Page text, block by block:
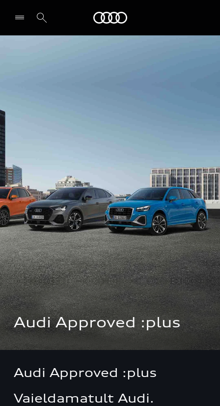
Audi Approved :plus
Audi Approved :plus
Vaieldamatult Audi.